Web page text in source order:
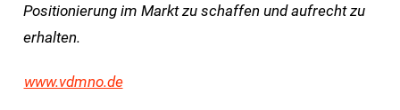
Positionierung im Markt zu schaffen und aufrecht zu
erhalten.
www.vdmno.de